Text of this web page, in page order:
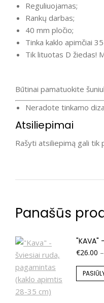
Reguliuojamas;
Rankų darbas;
40 mm pločio;
Tinka kaklo apimčiai
Tik lituotas D žiedas!
Būtinai pamatuokite
Neradote tinkamo
Atsiliepimai
Rašyti atsiliepimą gali tik
Panašūs
"KAVA"
€26.00 –